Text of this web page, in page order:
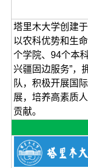
塔里木大学创建
以农科优势和生
个学院、94个本
兴疆固边服务”，
队，积极开展国
展，培养高素质
贡献。